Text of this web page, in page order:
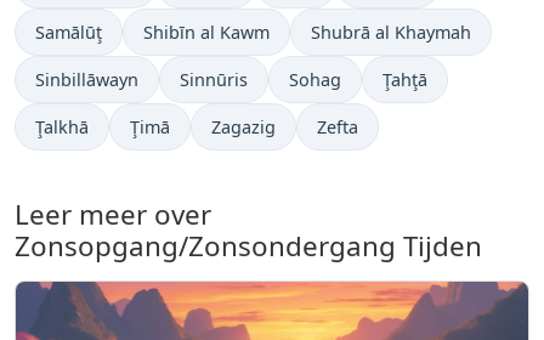
Samālūţ Shibīn al Kawm Shubrā al Khaymah
Sinbillāwayn Sinnūris Sohag Ţahţā
Ţalkhā Ţimā Zagazig Zefta
Leer meer over
Zonsopgang/Zonsondergang Tijden